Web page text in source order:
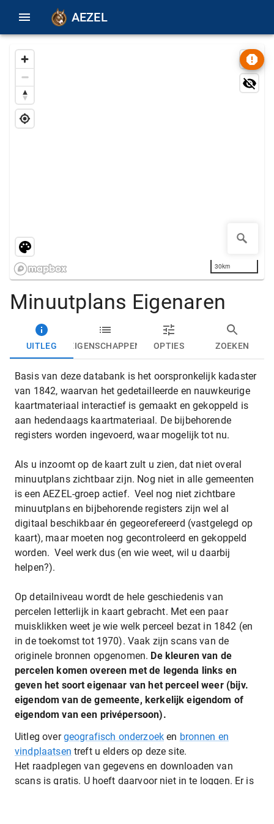
AEZEL
30km
Minuutplans Eigenaren
UITLEG EIGENSCHAPPEN OPTIES ZOEKEN
Basis van deze databank is het oorspronkelijk kadaster
van 1842, waarvan het gedetailleerde en nauwkeurige
kaartmateriaal interactief is gemaakt en gekoppeld is
aan hedendaags kaartmateriaal. De bijbehorende
registers worden ingevoerd, waar mogelijk tot nu.
Als u inzoomt op de kaart zult u zien, dat niet overal
minuutplans zichtbaar zijn. Nog niet in alle gemeenten
is een AEZEL-groep actief. Veel nog niet zichtbare
minuutplans en bijbehorende registers zijn wel al
digitaal beschikbaar én gegeorefereerd (vastgelegd op
kaart), maar moeten nog gecontroleerd en gekoppeld
worden. Veel werk dus (en wie weet, wil u daarbij
helpen?).
Op detailniveau wordt de hele geschiedenis van
percelen letterlijk in kaart gebracht. Met een paar
muisklikken weet je wie welk perceel bezat in 1842 (en
in de toekomst tot 1970). Vaak zijn scans van de
originele bronnen opgenomen. De kleuren van de
percelen komen overeen met de legenda links en
geven het soort eigenaar van het perceel weer (bijv.
eigendom van de gemeente, kerkelijk eigendom of
eigendom van een privépersoon).
Uitleg overgeografisch onderzoeken bronnen en
vindplaatsen treft u elders op deze site.
Het raadplegen van gegevens en downloaden van
scans is gratis. U hoeft daarvoor niet in te loggen. Er is